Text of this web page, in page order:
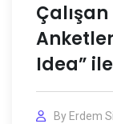
Idea”
By Erdem